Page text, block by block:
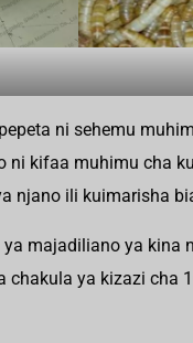
ni sehemu
ni kifaa muhimu cha
njano ili kuimarisha
majadiliano ya kina
ya kizazi cha